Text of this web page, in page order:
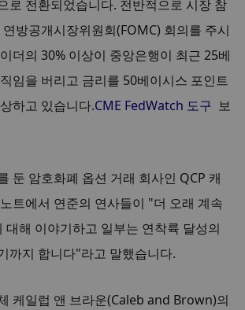
로 전환되었습니다. 전반적으로 시장 참
방공개시장위원회(FOMC) 회의를 주시
더의 30% 이상이 중앙은행이 최근 25베
임을 버리고 금리를 50베이시스 포인트
하고 있습니다.CME FedWatch 도구
  보
둔 암호화폐 옵션 거래 회사인 QCP 캐
트에서 연준의 연사들이 "더 오래 계속
대해 이야기하고 일부는 연착륙 달성의
까지 합니다"라고 말했습니다.
케일럽 앤 브라운(Caleb and Brown)의